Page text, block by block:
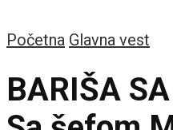
Početna Glavna vest
BARIŠA